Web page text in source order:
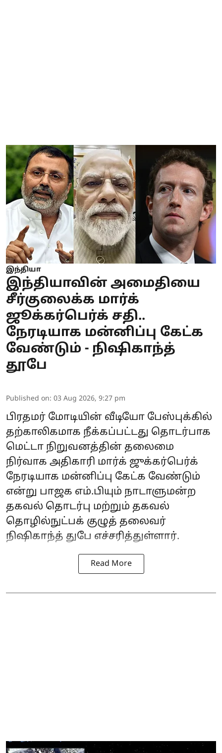
இந்தியா
இந்தியாவின் அமைதியை
சீர்குலைக்க மார்க்
ஜூக்கர்பெர்க் சதி..
நேரடியாக மன்னிப்பு கேட்க
வேண்டும் - நிஷிகாந்த்
தூபே
Published on: 03 Aug 2026, 9:27 pm
பிரதமர் மோடியின் வீடியோ பேஸ்புக்கில்
தற்காலிகமாக நீக்கப்பட்டது தொடர்பாக
மெட்டா நிறுவனத்தின் தலைமை
நிர்வாக அதிகாரி மார்க் ஜுக்கர்பெர்க்
நேரடியாக மன்னிப்பு கேட்க வேண்டும்
என்று பாஜக எம்.பியும் நாடாளுமன்ற
தகவல் தொடர்பு மற்றும் தகவல்
தொழில்நுட்பக் குழுத் தலைவர்
நிஷிகாந்த் துபே எச்சரித்துள்ளார்.
Read More